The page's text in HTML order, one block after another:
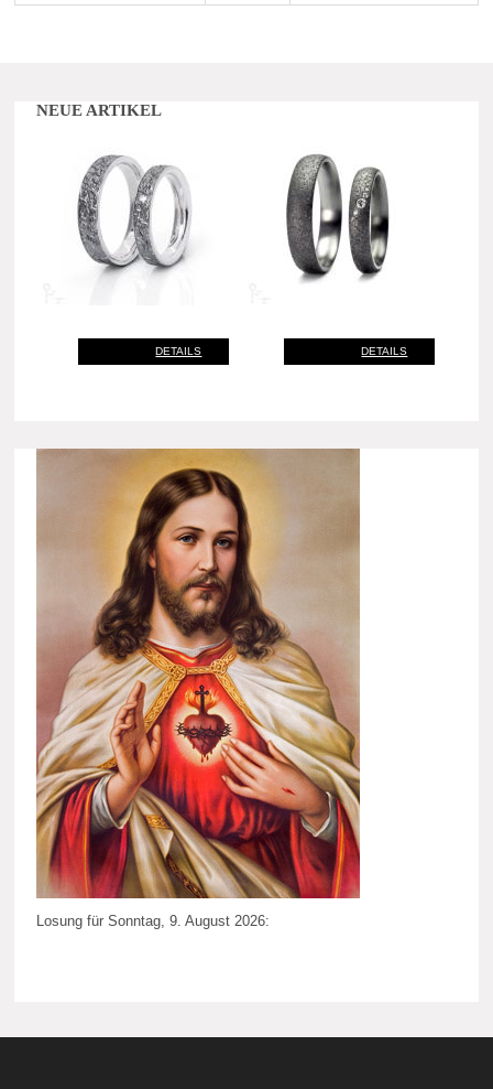
NEUE ARTIKEL
DETAILS DETAILS
Losung für Sonntag, 9. August 2026: